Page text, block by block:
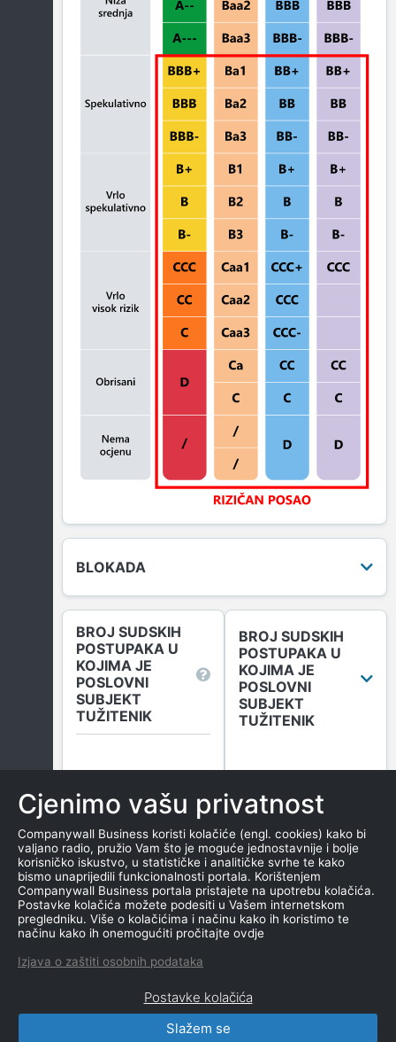
BLOKADA
BROJ SUDSKIH
POSTUPAKA U
KOJIMA JE
POSLOVNI
SUBJEKT
TUŽITENIK
u tekućoj godini
(Tuženi)
0
Više informacija
BROJ SUDSKIH
POSTUPAKA U
KOJIMA JE
POSLOVNI
SUBJEKT
TUŽITENIK
DUGOVANJA
CompanyWall Business © 2026
Cjenimo vašu privatnost
Companywall Business koristi kolačiće (engl. cookies) kako bi
valjano radio, pružio Vam što je moguće jednostavnije i bolje
korisničko iskustvo, u statističke i analitičke svrhe te kako
bismo unaprijedili funkcionalnosti portala. Korištenjem
Companywall Business portala pristajete na upotrebu kolačića.
Postavke kolačića možete podesiti u Vašem internetskom
pregledniku. Više o kolačićima i načinu kako ih koristimo te
načinu kako ih onemogućiti pročitajte ovdje
Izjava o zaštiti osobnih podataka
Postavke kolačića
Slažem se